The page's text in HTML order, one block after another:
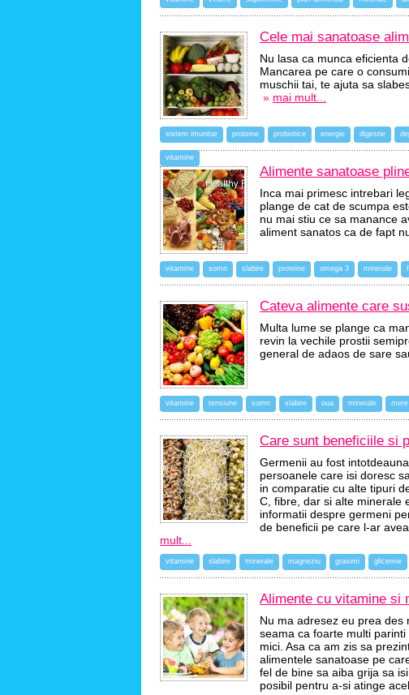
Cele mai sanatoase
Nu lasa ca munca eficienta
Mancarea pe care o
muschii tai, te ajuta sa
» mai mult...
sistem imunitar proteine probiotice energie digestie
vitamine
Alimente sanatoase
Inca mai primesc intrebari
plange de cat de scumpa
nu mai stiu ce sa manance
aliment sanatos ca de fapt
vitamine somn slabire proteine omega 3 minerale
Cateva alimente care
Multa lume se plange ca
revin la vechile prostii
general de adaos de sare
vitamine tensiune somn slabire oua minerale mere
Care sunt beneficiile si
Germenii au fost
persoanele care isi doresc
in comparatie cu alte tipuri
C, fibre, dar si alte minerale
informatii despre germeni
de beneficii pe care l-ar
mult...
vitamine slabire minerale magneziu grasimi glicemie
Alimente cu vitamine si
Nu ma adresez eu prea des
seama ca foarte multi
mici. Asa ca am zis sa
alimentele sanatoase pe
fel de bine sa aiba grija sa
posibil pentru a-si atinge